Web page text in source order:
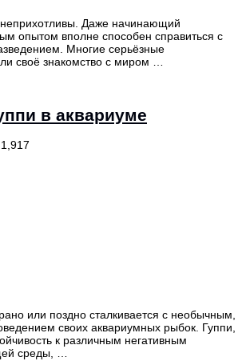
неприхотливы. Даже начинающий
опытом вполне способен справиться с
Многие серьёзные
своё знакомство с миром …
в аквариуме
1,917
или поздно сталкивается с необычным,
своих аквариумных рыбок. Гуппи,
к различным негативным
среды, …